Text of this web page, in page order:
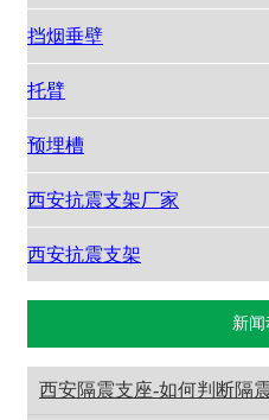
挡烟垂壁
托臂
预埋槽
西安抗震支架厂家
西安抗震支架
新
西安隔震支座-如何判断隔